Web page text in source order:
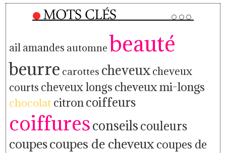
ailamandes automne beauté
beurre carottes cheveuxcheveux
courts cheveux longs cheveux mi-longs
chocolat citroncoiffeurs
coiffuresconseilscouleurs
coupescoupes de cheveuxcoupes de